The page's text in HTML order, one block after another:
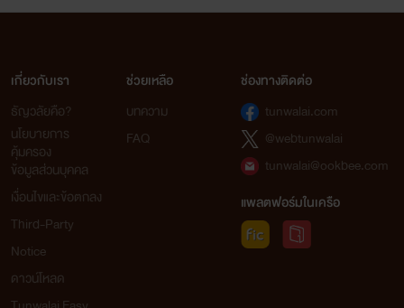
เกี่ยวกับเรา
ธัญวลัยคือ?
นโยบายการ
คุ้มครอง
ข้อมูลส่วนบุคคล
เงื่อนไขและข้อตกลง
Third-Party
Notice
ดาวน์โหลด
ช่วยเหลือ
บทความ
FAQ
ช่องทางติดต่อ
tunwalai.com
@webtunwalai
tunwalai@ookbee.com
แพลตฟอร์มในเครือ